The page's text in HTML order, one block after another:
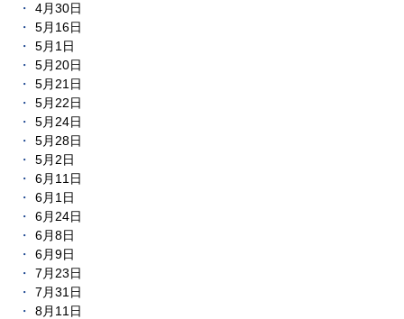
4月30日
5月16日
5月1日
5月20日
5月21日
5月22日
5月24日
5月28日
5月2日
6月11日
6月1日
6月24日
6月8日
6月9日
7月23日
7月31日
8月11日